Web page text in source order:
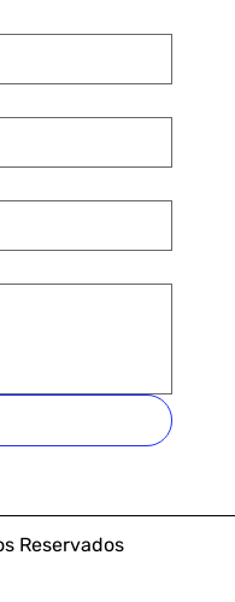
Reservados